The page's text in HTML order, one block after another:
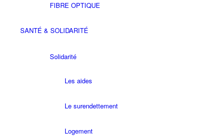
FIBRE OPTIQUE
SANTÉ & SOLIDARITÉ
Solidarité
Les aides
Le surendettement
Logement